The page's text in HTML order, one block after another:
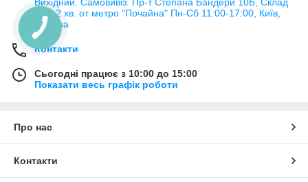
№3, 2 хв. от метро "Почайна" Пн-Cб 11:00-17:00, Київ,
Україна
Контакти
Сьогодні працює з 10:00 до 15:00
Показати весь графік роботи
Про нас
Контакти